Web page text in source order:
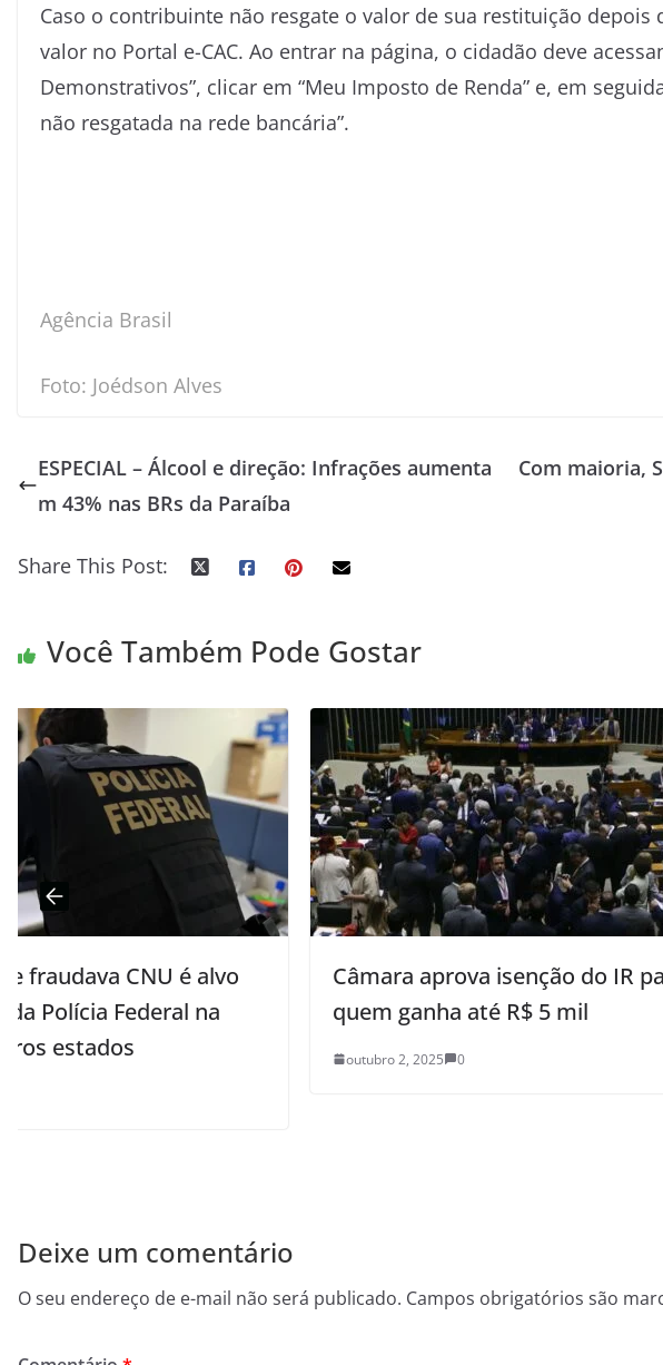
Caso o contribuinte não resgate o valor de sua restituição depois
valor no Portal e-CAC. Ao entrar na página, o cidadão deve
Demonstrativos”, clicar em “Meu Imposto de Renda” e, em
não resgatada na rede bancária”.
Agência Brasil
Foto: Joédson Alves
ESPECIAL – Álcool e direção: Infrações aumenta
m 43% nas BRs da Paraíba
Com maioria,
Share This Post:
Você Também Pode Gostar
Câmara aprova isenção do IR para
quem ganha até R$ 5 mil
outubro 2, 2025
ATAQUE
da
decisões
Deixe um comentário
O seu endereço de e-mail não será publicado. Campos obrigatórios são